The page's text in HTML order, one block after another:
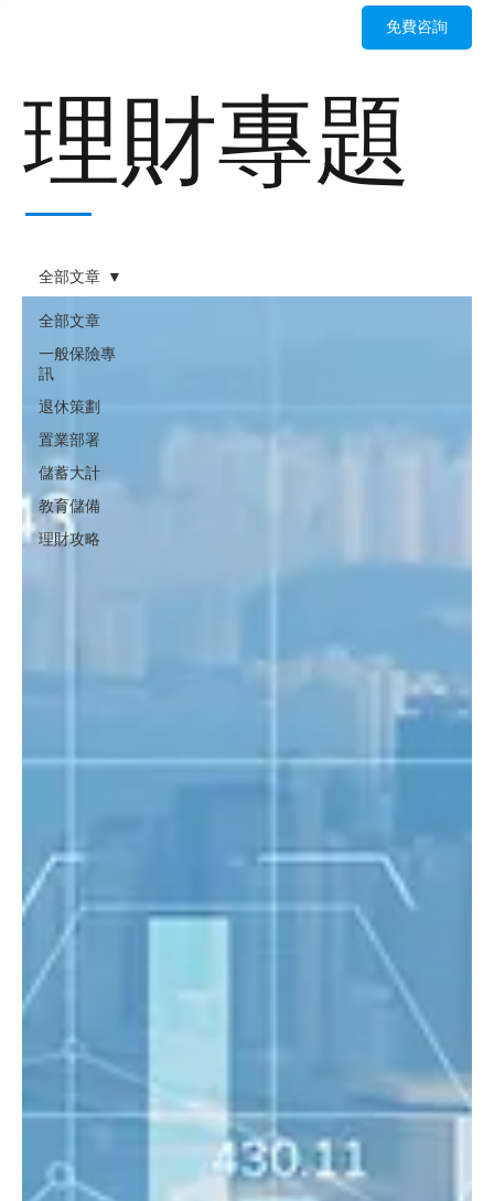
免費咨詢
全部文章
一般保險專
訊
退休策劃
置業部署
儲蓄大計
教育儲備
理財攻略
全部文章
理財專題